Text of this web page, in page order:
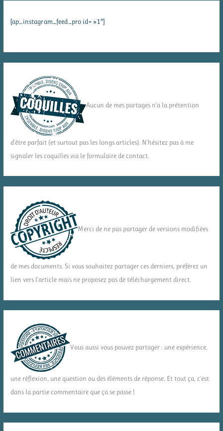
[ap_instagram_feed_pro id= »1″]
Aucun de mes partages n'a la prétention
d'être parfait (et surtout pas les longs articles). N'hésitez pas à me
signaler les coquilles via le formulaire de contact.
Merci de ne pas partager de versions modifiées
de mes documents. Si vous souhaitez partager ces derniers, préférez un
lien vers l'article mais ne proposez pas de téléchargement direct.
Vous aussi vous pouvez partager : une expérience,
une réflexion, une question ou des éléments de réponse. Et tout ça, c'est
dans la partie commentaire que ça se passe !